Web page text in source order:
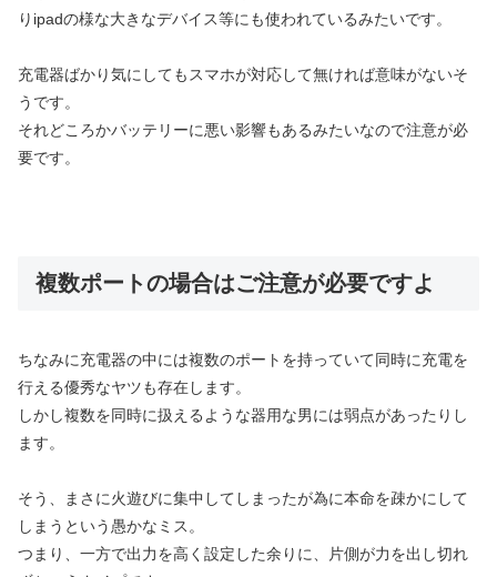
りipadの様な大きなデバイス等にも使われているみたいです。
充電器ばかり気にしてもスマホが対応して無ければ意味がないそ
うです。
それどころかバッテリーに悪い影響もあるみたいなので注意が必
要です。
複数ポートの場合はご注意が必要ですよ
ちなみに充電器の中には複数のポートを持っていて同時に充電を
行える優秀なヤツも存在します。
しかし複数を同時に扱えるような器用な男には弱点があったりし
ます。
そう、まさに火遊びに集中してしまったが為に本命を疎かにして
しまうという愚かなミス。
つまり、一方で出力を高く設定した余りに、片側が力を出し切れ